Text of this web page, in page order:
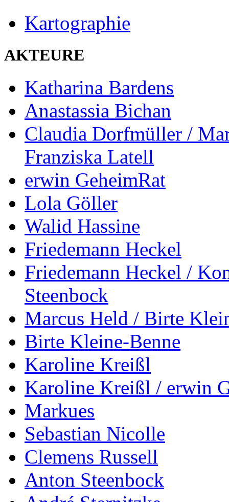
Kartographie
AKTEURE
Katharina Bardens
Anastassia Bichan
Claudia Dorfmüller /
Franziska Latell
erwin GeheimRat
Lola Göller
Walid Hassine
Friedemann Heckel
Friedemann Heckel /
Steenbock
Marcus Held / Birte
Birte Kleine-Benne
Karoline Kreißl
Karoline Kreißl / erwin
Markues
Sebastian Nicolle
Clemens Russell
Anton Steenbock